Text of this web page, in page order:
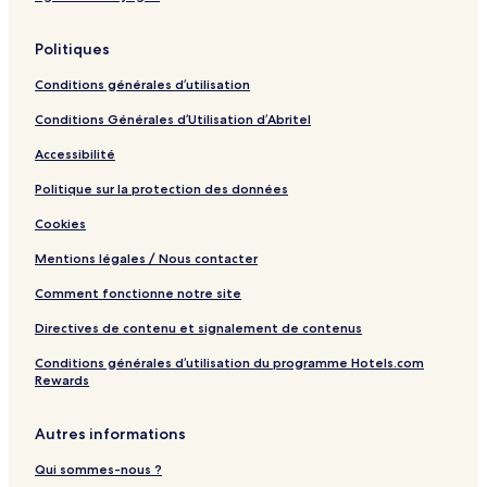
Politiques
Conditions générales d’utilisation
Conditions Générales d’Utilisation d’Abritel
Accessibilité
Politique sur la protection des données
Cookies
Mentions légales / Nous contacter
Comment fonctionne notre site
Directives de contenu et signalement de contenus
Conditions générales d’utilisation du programme Hotels.com
Rewards
Autres informations
Qui sommes-nous ?